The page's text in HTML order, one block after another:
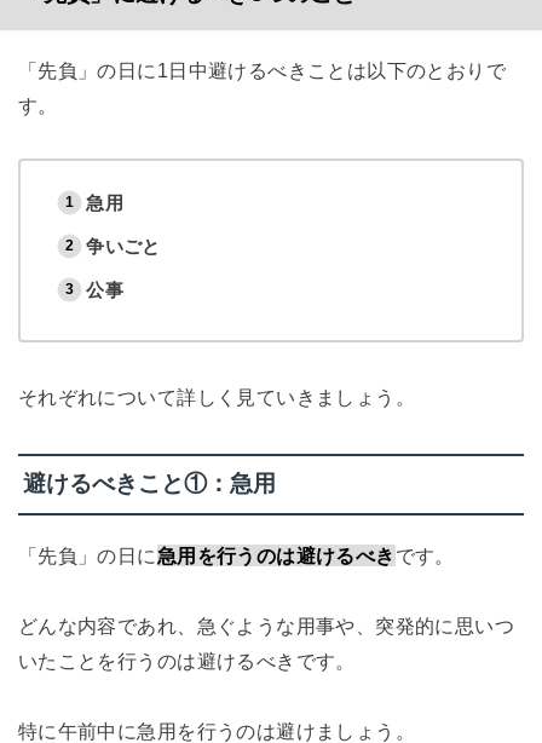
「先負」の日に1日中避けるべきことは以下のとおりで
す。
急用
争いごと
公事
それぞれについて詳しく見ていきましょう。
避けるべきこと①：急用
「先負」の日に急用を行うのは避けるべき です。
どんな内容であれ、急ぐような用事や、突発的に思いつ
いたことを行うのは避けるべきです。
特に午前中に急用を行うのは避けましょう。